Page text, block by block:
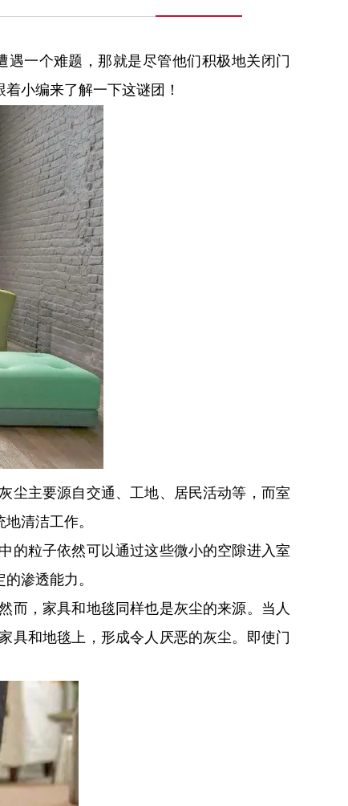
一个难题，那就是尽管他们积极地关闭门
小编来了解一下这谜团！
尘主要源自交通、工地、居民活动等，而室
清洁工作。
的粒子依然可以通过这些微小的空隙进入室
渗透能力。
而，家具和地毯同样也是灰尘的来源。当人
具和地毯上，形成令人厌恶的灰尘。即使门